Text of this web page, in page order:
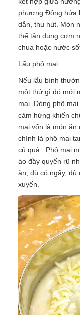
phương Đông hứa
dẫn, thu hút. Món
thể tận dụng cơm
chua hoặc nước
Lẩu phô mai
Nếu lẩu bình
một thứ gì đó mới
mai. Dòng phô
cảm hứng khiến
mai vốn là món
chính là phô mai
củ quả...Phô mai
áo đầy quyến rũ
ăn, dù có ngấy, dù
xuyến.